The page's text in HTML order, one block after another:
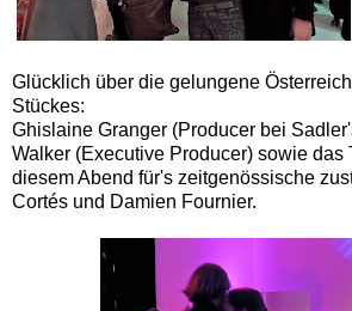
Glücklich über die gelungene
Stückes:
Ghislaine Granger (Producer bei
Walker (Executive Producer) sowie das
diesem Abend für's zeitgenössische
Cortés und Damien Fournier.